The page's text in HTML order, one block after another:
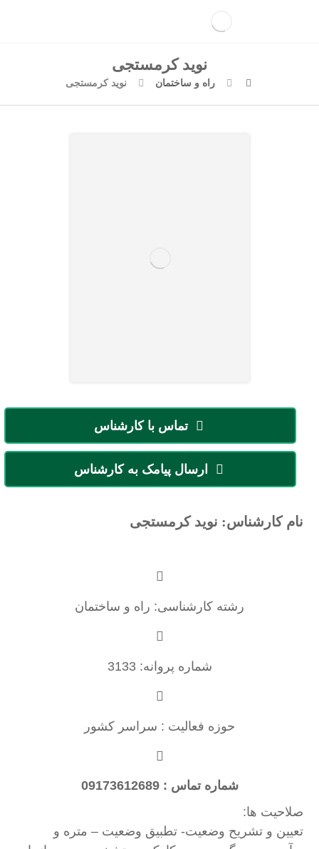
نوید کرمستجی
راه و ساختمان نوید کرمستجی
تماس با کارشناس
ارسال پیامک به کارشناس
نام کارشناس: نوید کرمستجی
رشته کارشناسی: راه و ساختمان
شماره پروانه: 3133
حوزه فعالیت : سراسر کشور
شماره تماس : 09173612689
صلاحیت ها:
تعيين و تشريح وضعيت- تطبيق وضعيت – متره و